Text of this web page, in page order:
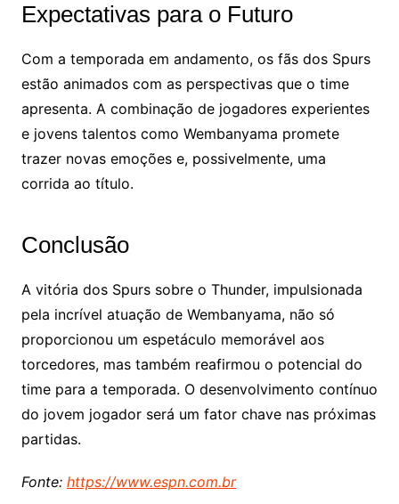
Expectativas para o Futuro
Com a temporada em andamento, os fãs dos Spurs
estão animados com as perspectivas que o time
apresenta. A combinação de jogadores experientes
e jovens talentos como Wembanyama promete
trazer novas emoções e, possivelmente, uma
corrida ao título.
Conclusão
A vitória dos Spurs sobre o Thunder, impulsionada
pela incrível atuação de Wembanyama, não só
proporcionou um espetáculo memorável aos
torcedores, mas também reafirmou o potencial do
time para a temporada. O desenvolvimento contínuo
do jovem jogador será um fator chave nas próximas
partidas.
Fonte: https://www.espn.com.br